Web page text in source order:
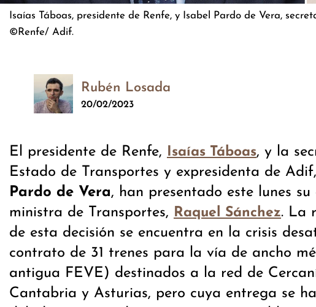
Isaías Táboas, presidente de Renfe, y Isabel Pardo de Vera,
©Renfe/ Adif.
Rubén Losada
20/02/2023
El presidente de Renfe, Isaías Táboas, y la
Estado de Transportes y expresidenta de Adif,
Pardo de Vera, han presentado este lunes
ministra de Transportes, Raquel Sánchez. La
de esta decisión se encuentra en la crisis
contrato de 31 trenes para la vía de ancho
antigua FEVE) destinados a la red de
Cantabria y Asturias, pero cuya entrega se